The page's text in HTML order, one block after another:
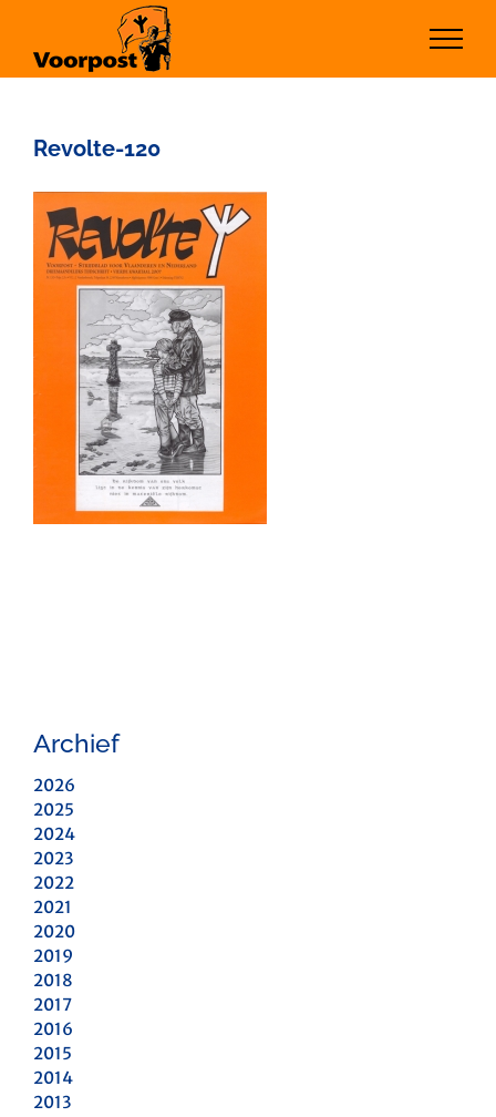
inhoud
Revolte-120
Archief
2026
2025
2024
2023
2022
2021
2020
2019
2018
2017
2016
2015
2014
2013